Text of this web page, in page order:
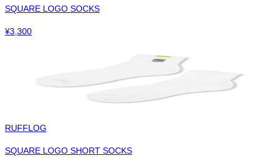
SQUARE LOGO SOCKS
¥3,300
RUFFLOG
SQUARE LOGO SHORT SOCKS